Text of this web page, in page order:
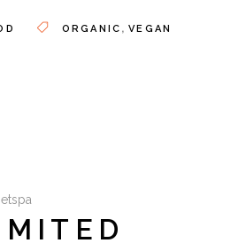
ORGANIC ,VEGAN